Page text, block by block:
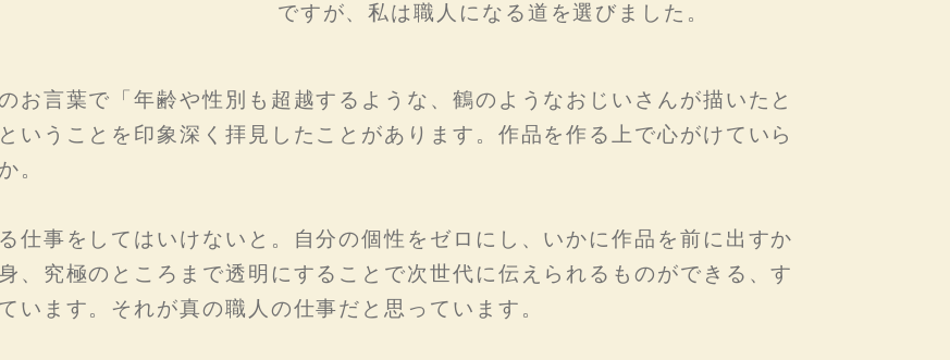
ですが、私は職人になる道を選びました。
お言葉で「年齢や性別も超越するような、鶴のようなおじいさんが描いたと
いうことを印象深く拝見したことがあります。作品を作る上で心がけていら
。
仕事をしてはいけないと。自分の個性をゼロにし、いかに作品を前に出すか
、究極のところまで透明にすることで次世代に伝えられるものができる、す
います。それが真の職人の仕事だと思っています。